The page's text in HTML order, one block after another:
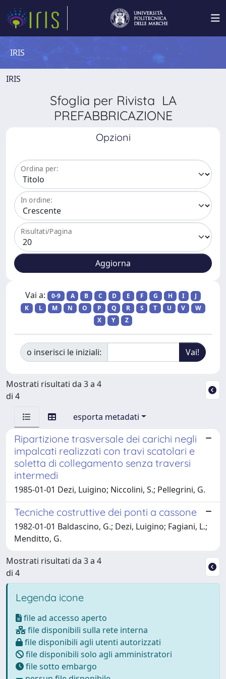
IRIS
IRIS
Sfoglia per Rivista LA
PREFABBRICAZIONE
Opzioni
Ordina per:
In ordine:
Risultati/Pagina
Vai a: 0-9 A B C D E F G H I
J
K
L M N O P Q R S T U V
W
X
Y Z
o inserisci le iniziali:
Mostrati risultati da 3 a 4
di 4
esporta metadati
Ripartizione trasversale dei carichi negli
impalcati realizzati con travi scatolari e
soletta di collegamento senza traversi
intermedi
1985-01-01 Dezi, Luigino; Niccolini, S.; Pellegrini, G.
Tecniche costruttive dei ponti a cassone
1982-01-01 Baldascino, G.; Dezi, Luigino; Fagiani, L.;
Menditto, G.
Mostrati risultati da 3 a 4
di 4
Legenda icone
file ad accesso aperto
file disponibili sulla rete interna
file disponibili agli utenti autorizzati
file disponibili solo agli amministratori
file sotto embargo